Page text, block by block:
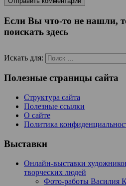
Если Вы что-то не нашли,
поискать здесь
Искать для:
Полезные страницы сайта
Структура сайта
Полезные ссылки
О сайте
Политика
Выставки
Онлайн-выставки
творческих людей
Фото-работы Василия